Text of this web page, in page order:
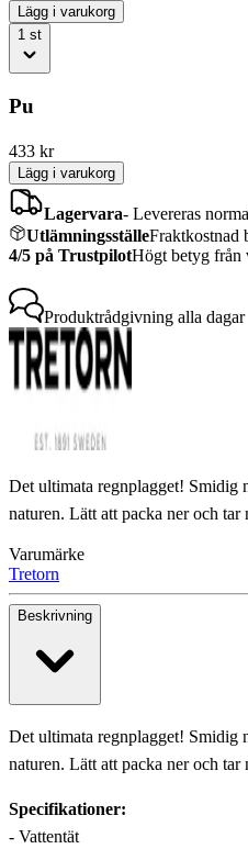
Lägg i varukorg
1 st
Pu
433 kr
Lägg i varukorg
Lagervara- Levereras
UtlämningsställeFraktkostnad
4/5 på TrustpilotHögt betyg från
Produktrådgivning alla dagar
Det ultimata regnplagget! Smidig
naturen. Lätt att packa ner och tar
Varumärke
Tretorn
Beskrivning
Det ultimata regnplagget! Smidig
naturen. Lätt att packa ner och tar
Specifikationer:
- Vattentät